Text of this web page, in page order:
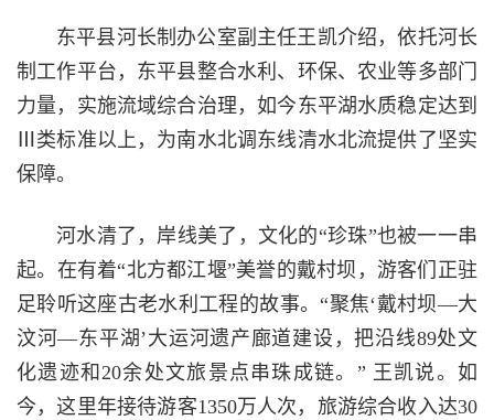
东平县河长制办公室副主任王凯介绍，依托河长
制工作平台，东平县整合水利、环保、农业等多部门
力量，实施流域综合治理，如今东平湖水质稳定达到
Ⅲ类标准以上，为南水北调东线清水北流提供了坚实
保障。
河水清了，岸线美了，文化的“珍珠”也被一一串
起。在有着“北方都江堰”美誉的戴村坝，游客们正驻
足聆听这座古老水利工程的故事。“聚焦‘戴村坝—大
汶河—东平湖’大运河遗产廊道建设，把沿线89处文
化遗迹和20余处文旅景点串珠成链。” 王凯说。如
今，这里年接待游客1350万人次，旅游综合收入达30